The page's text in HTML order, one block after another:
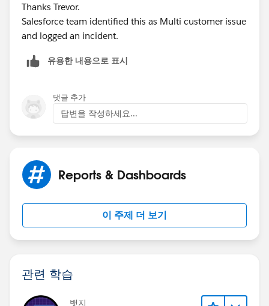
Thanks Trevor.
Salesforce team identified this as Multi customer issue
and logged an incident.
유용한 내용으로 표시
댓글 추가
답변을 작성하세요...
Reports & Dashboards
이 주제 더 보기
관련 학습
뱃지